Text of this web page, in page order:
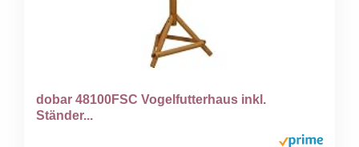
dobar 48100FSC Vogelfutterhaus inkl.
Ständer...